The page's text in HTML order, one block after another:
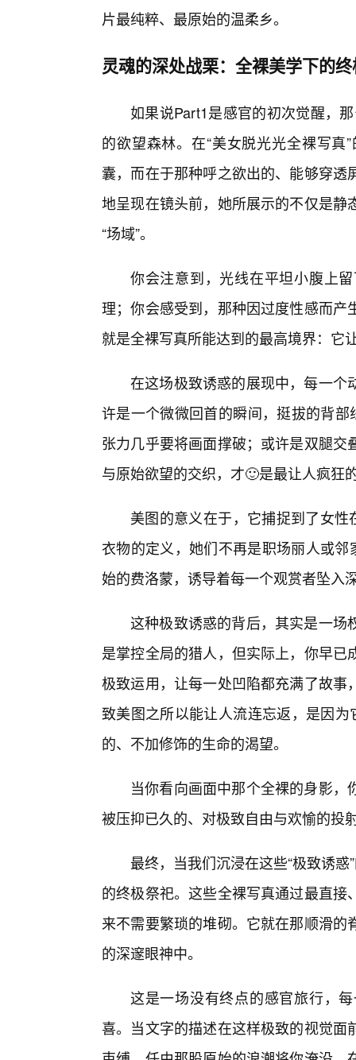
片最纯粹、最原始的温柔乡。
灵魂的深处战栗：全裸美学下的
如果说Part1是感官的初次觉醒，
的欲望森林。在“美女脱光光全裸写
囊，而在于那种呼之欲出的、能够穿
地呈现在镜头前，她所展示的不仅是
“场域”。
你会注意到，光线在平坦小腹上
理；你会感受到，那种因过度性感而
就是全裸写真所能达到的最高境界：它
在这场极致诱惑的展现中，每一个
许是一个微微回首的瞬间，挺拔的背
张力几乎要将画面撑破；或许是双腿
与原始欲望的交织，才🙂是最让人疯狂
美图的意义在于，它捕捉到了女性
衣物的定义，她们不再是职场丽人或
始的费洛蒙，诱导着每一个观赏者坠入
这种极致诱惑的背后，其实是一场
是掌控全局的猎人，但实际上，你早
极致运用，让每一处凹陷都充满了故
致美图之所以能让人流连忘返，是因
的、不加修饰的生命的渴望。
当你看向画面中那个全裸的身影
被压抑已久的、对极致自由与欢愉的投
最终，当我们沉浸在这些“极致诱
的终极祭祀。这些全裸写真通过最直
来不需要繁琐的堆砌。它就在那顺滑
的深邃眼神中。
这是一场没有终点的感官旅行，
喜。当文字的描述在这样极致的视觉